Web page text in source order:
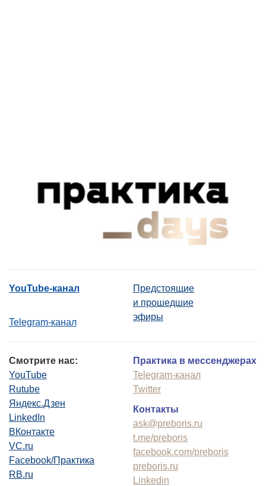
YouTube-канал
Telegram-канал
Предстоящие
и прошедшие
эфиры
Смотрите нас:
YouTube
Rutube
Яндекс.Дзен
LinkedIn
ВКонтакте
VC.ru
Facebook/Практика
RB.ru
Практика в мессенджерах
Telegram-канал
Twitter
Контакты
ask@preboris.ru
t.me/preboris
facebook.com/preboris
preboris.ru
Linkedin